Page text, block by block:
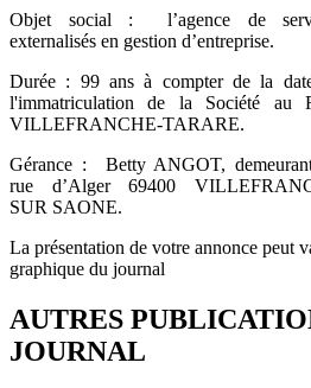
Objet social : l’agence de
externalisés en gestion d’entreprise.
Durée : 99 ans à compter de la
l'immatriculation de la Société au
VILLEFRANCHE-TARARE.
Gérance : Betty ANGOT,
rue d’Alger 69400
SUR SAONE.
La présentation de votre annonce peut
graphique du journal
AUTRES
JOURNAL